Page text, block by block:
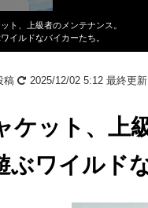
ト、上級者のメンテナンス。
イルドなバイカーたち。
稿 2025/12/02 5:12最終更新
ケット、上
ぶワイルド